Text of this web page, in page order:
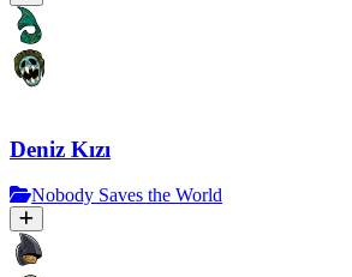
Deniz Kızı
Nobody Saves the World